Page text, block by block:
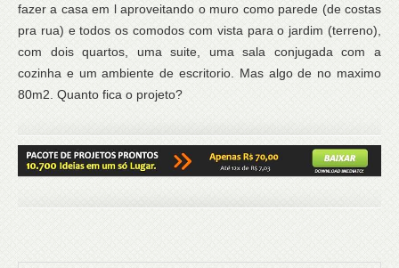
fazer a casa em l aproveitando o muro como parede (de costas
pra rua) e todos os comodos com vista para o jardim (terreno),
com dois quartos, uma suite, uma sala conjugada com a
cozinha e um ambiente de escritorio. Mas algo de no maximo
80m2. Quanto fica o projeto?